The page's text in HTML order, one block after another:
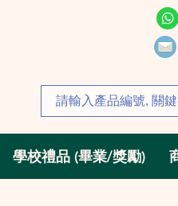
學校禮品 (畢業/獎勵)